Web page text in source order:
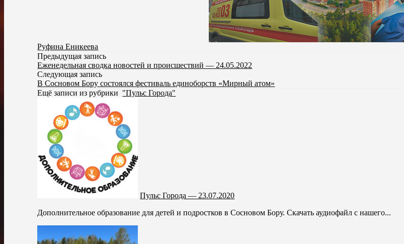
Руфина Еникеева
Предыдущая запись
Еженедельная сводка новостей и происшествий — 24.05.2022
Следующая запись
В Сосновом Бору состоялся фестиваль единоборств «Мирный атом»
Ещё записи из рубрики "Пульс Города"
Пульс Города — 23.07.2020
Дополнительное образование для детей и подростков в Сосновом Бору. Скачать аудиофайл с нашего...